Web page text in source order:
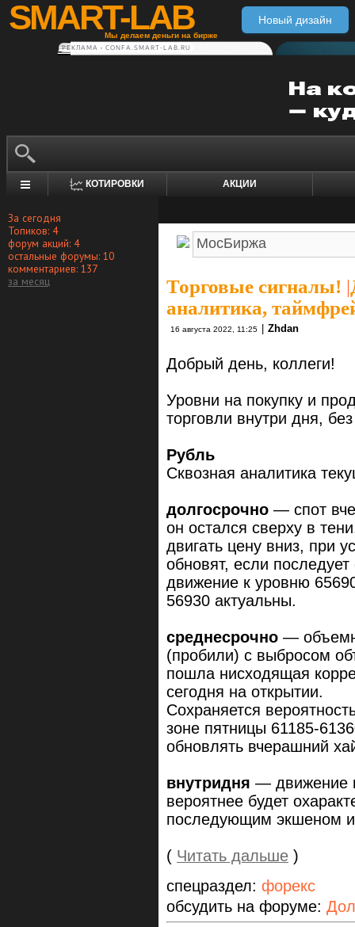
SMART-LAB
Мы делаем деньги на бирже
Новый дизайн
РЕКЛАМА • CONFA.SMART-LAB.RU
КОТИРОВКИ АКЦИИ
За сегодня
Топиков: 4
форум акций: 4
остальные форумы: 10
комментариев: 137
за месяц
Торговые сигналы! |
аналитика,
16 августа 2022, 11:25 Zhdan
Добрый день, коллеги!
Уровни на покупку и
торговли внутри дня,
Рубль
Сквозная аналитика
долгосрочно — спот
он остался сверху в
двигать цену вниз, при
обновят, если
движение к уровню
56930 актуальны.
среднесрочно —
(пробили) с выбросом
пошла нисходящая
сегодня на открытии.
Сохраняется
зоне пятницы 61185-
обновлять вчерашний
внутридня — движение
вероятнее будет
последующим экшеном
( Читать дальше )
спецраздел: форекс
обсудить на форуме: